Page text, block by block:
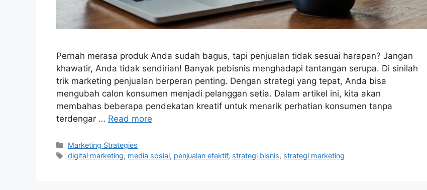
Pernah merasa produk Anda sudah bagus, tapi penjualan tidak sesuai harapan? Jangan
khawatir, Anda tidak sendirian! Banyak pebisnis menghadapi tantangan serupa. Di sinilah
trik marketing penjualan berperan penting. Dengan strategi yang tepat, Anda bisa
mengubah calon konsumen menjadi pelanggan setia. Dalam artikel ini, kita akan
membahas beberapa pendekatan kreatif untuk menarik perhatian konsumen tanpa
terdengar … Read more
Categories
Marketing Strategies
Tags
digital marketing, media sosial, penjualan efektif, strategi bisnis, strategi marketing